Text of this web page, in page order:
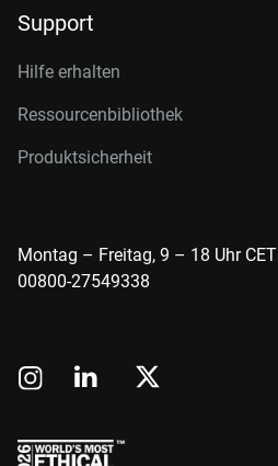
Support
Hilfe erhalten
Ressourcenbibliothek
Produktsicherheit
Montag – Freitag, 9 – 18 Uhr CET
00800-27549338